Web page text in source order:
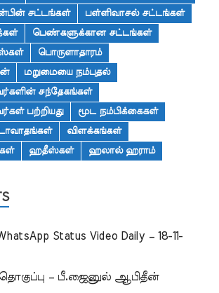
சட்டங்கள்
பள்ளிவாசல் சட்டங்கள்
பெண்களுக்கான சட்டங்கள்
பொருளாதாரம்
மறுமையை நம்புதல்
சந்தேகங்கள்
பற்றியது
மூட நம்பிக்கைகள்
விளக்கங்கள்
ஹதீஸ்கள் ஹலால் ஹராம்
Status Video Daily – 18-11-
– பீ.ஜைனுல் ஆபிதீன்